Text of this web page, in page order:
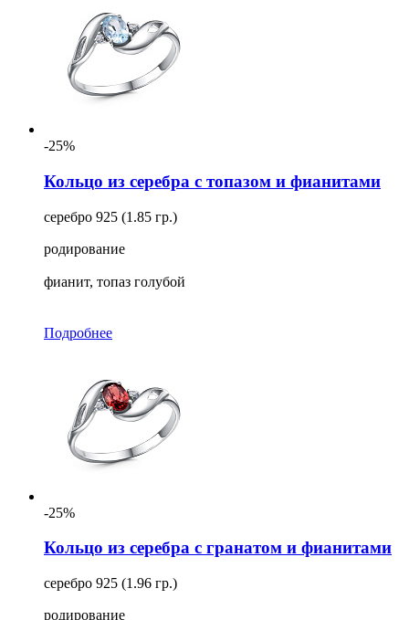
-25%
Кольцо из серебра с топазом и фианитами
серебро 925 (1.85 гр.)
родирование
фианит, топаз голубой
Подробнее
-25%
Кольцо из серебра с гранатом и фианитами
серебро 925 (1.96 гр.)
родирование